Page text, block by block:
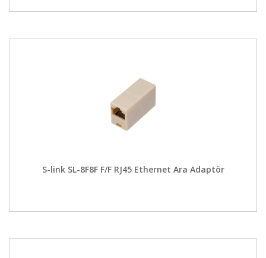
S-link SL-8F8F F/F RJ45 Ethernet Ara Adaptör